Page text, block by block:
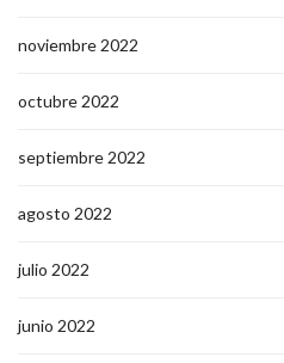
noviembre 2022
octubre 2022
septiembre 2022
agosto 2022
julio 2022
junio 2022